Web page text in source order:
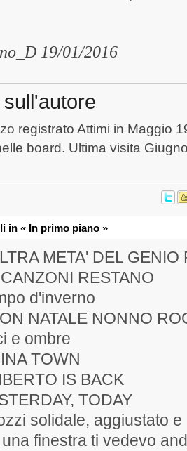
19/01/2016
sull'autore
registrato Attimi in Maggio
board. Ultima visita
in « In primo piano »
META' DEL GENIO
RESTANO
d'inverno
NATALE NONNO
e ombre
TOWN
IS BACK
TODAY
solidale, aggiustato
finestra ti vedevo